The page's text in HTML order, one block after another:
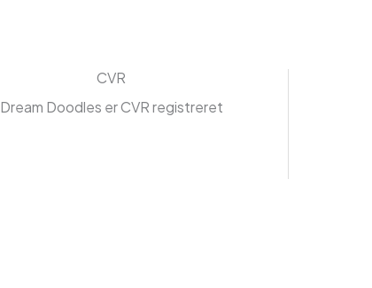
CVR
Dream Doodles er CVR registreret